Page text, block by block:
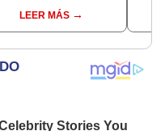
LEER MÁS